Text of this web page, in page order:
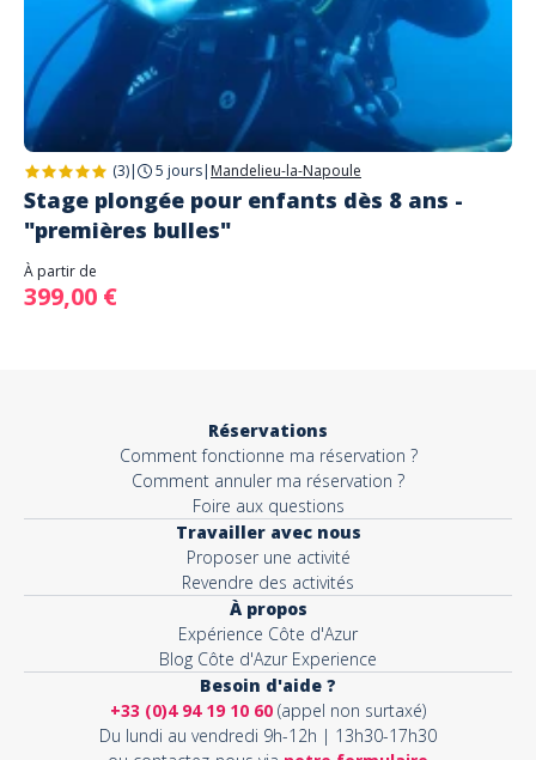
(3)| 5 jours| Mandelieu-la-Napoule
Stage plongée pour enfants dès 8 ans -
"premières bulles"
À partir de
399,00 €
Réservations
Comment fonctionne ma réservation ?
Comment annuler ma réservation ?
Foire aux questions
Travailler avec nous
Proposer une activité
Revendre des activités
À propos
Expérience Côte d'Azur
Blog Côte d'Azur Experience
Besoin d'aide ?
+33 (0)4 94 19 10 60 (appel non surtaxé)
Du lundi au vendredi 9h-12h | 13h30-17h30